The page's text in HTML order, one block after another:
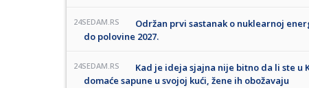
24SEDAM.RS
Održan prvi sastanak o nuklearnoj
do polovine 2027.
24SEDAM.RS
Kad je ideja sjajna nije bitno da li ste u
domaće sapune u svojoj kući, žene ih obožavaju